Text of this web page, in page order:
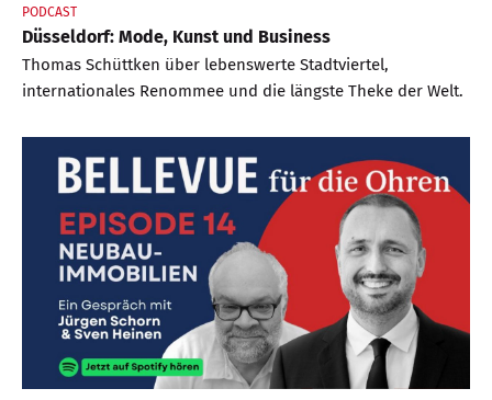
PODCAST
Düsseldorf: Mode, Kunst und Business
Thomas Schüttken über lebenswerte Stadtviertel,
internationales Renommee und die längste Theke der Welt.